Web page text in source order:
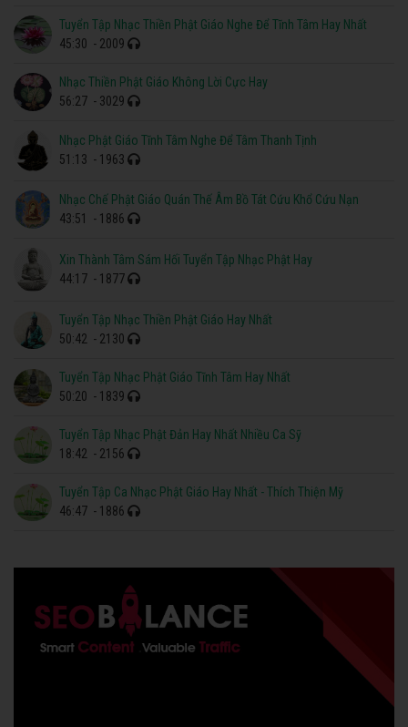
Tuyển Tập Nhạc Thiền Phật Giáo Nghe Để Tĩnh Tâm Hay Nhất
45:30 - 2009
Nhạc Thiền Phật Giáo Không Lời Cực Hay
56:27 - 3029
Nhạc Phật Giáo Tĩnh Tâm Nghe Để Tâm Thanh Tịnh
51:13 - 1963
Nhạc Chế Phật Giáo Quán Thế Âm Bồ Tát Cứu Khổ Cứu Nạn
43:51
- 1886
Xin Thành Tâm Sám Hối Tuyển Tập Nhạc Phật Hay
44:17 - 1877
Tuyển Tập Nhạc Thiền Phật Giáo Hay Nhất
50:42 - 2130
Tuyển Tập Nhạc Phật Giáo Tĩnh Tâm Hay Nhất
50:20 - 1839
Tuyển Tập Nhạc Phật Đản Hay Nhất Nhiều Ca Sỹ
18:42 - 2156
Tuyển Tập Ca Nhạc Phật Giáo Hay Nhất - Thích Thiện Mỹ
46:47 - 1886